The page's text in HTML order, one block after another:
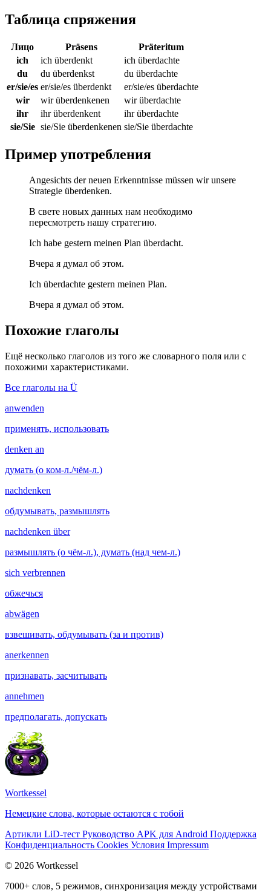
Таблица спряжения
Лицо Präsens
Präteritum
ich
ich überdenkt
ich überdachte
du
du überdenkst
du überdachte
er/sie/es er/sie/es überdenkt
er/sie/es überdachte
wir
wir überdenkenen
wir überdachte
ihr
ihr überdenkent
ihr überdachte
sie/Sie sie/Sie überdenkenen sie/Sie überdachte
Пример употребления
Angesichts der neuen Erkenntnisse müssen wir unsere
Strategie überdenken.
В свете новых данных нам необходимо
пересмотреть нашу стратегию.
Ich habe gestern meinen Plan überdacht.
Вчера я думал об этом.
Ich überdachte gestern meinen Plan.
Вчера я думал об этом.
Похожие глаголы
Ещё несколько глаголов из того же словарного поля или с
похожими характеристиками.
Все глаголы на Ü
anwenden
применять, использовать
denken an
думать (о ком-л./чём-л.)
nachdenken
обдумывать, размышлять
nachdenken über
размышлять (о чём-л.), думать (над чем-л.)
sich verbrennen
обжечься
abwägen
взвешивать, обдумывать (за и против)
anerkennen
признавать, засчитывать
annehmen
предполагать, допускать
Wortkessel
Немецкие слова, которые остаются с тобой
Артикли LiD-тест Руководство APK для Android Поддержка
Конфиденциальность Cookies Условия Impressum
© 2026 Wortkessel
7000+ слов, 5 режимов, синхронизация между устройствами